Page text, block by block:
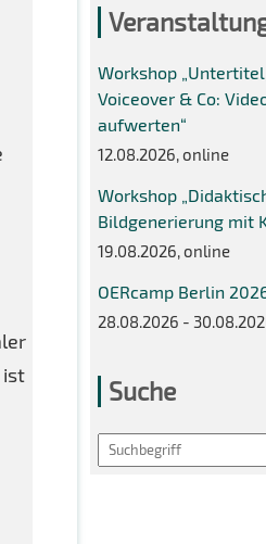
ist
Workshop
Voiceover & Co:
aufwerten“
12.08.2026, online
Workshop
Bildgenerierung mit
19.08.2026, online
OERcamp Berlin
28.08.2026 -
Suche
Search